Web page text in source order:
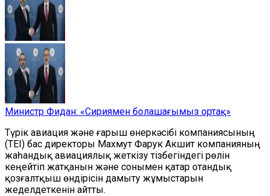
Министр Фидан: «Сириямен болашағымыз ортақ»
Түрік авиация және ғарыш өнеркәсібі компаниясының
(TEI) бас директоры Махмут Фарук Акшит компанияның
жаһандық авиациялық жеткізу тізбегіндегі рөлін
кеңейтіп жатқанын және сонымен қатар отандық
қозғалтқыш өндірісін дамыту жұмыстарын
жеделдеткенін айтты.